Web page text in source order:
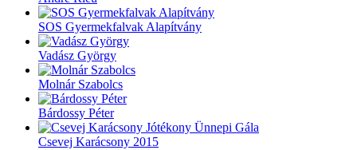
SOS Gyermekfalvak Alapítvány
Vadász György
Molnár Szabolcs
Bárdossy Péter
Csevej Karácsony 2015